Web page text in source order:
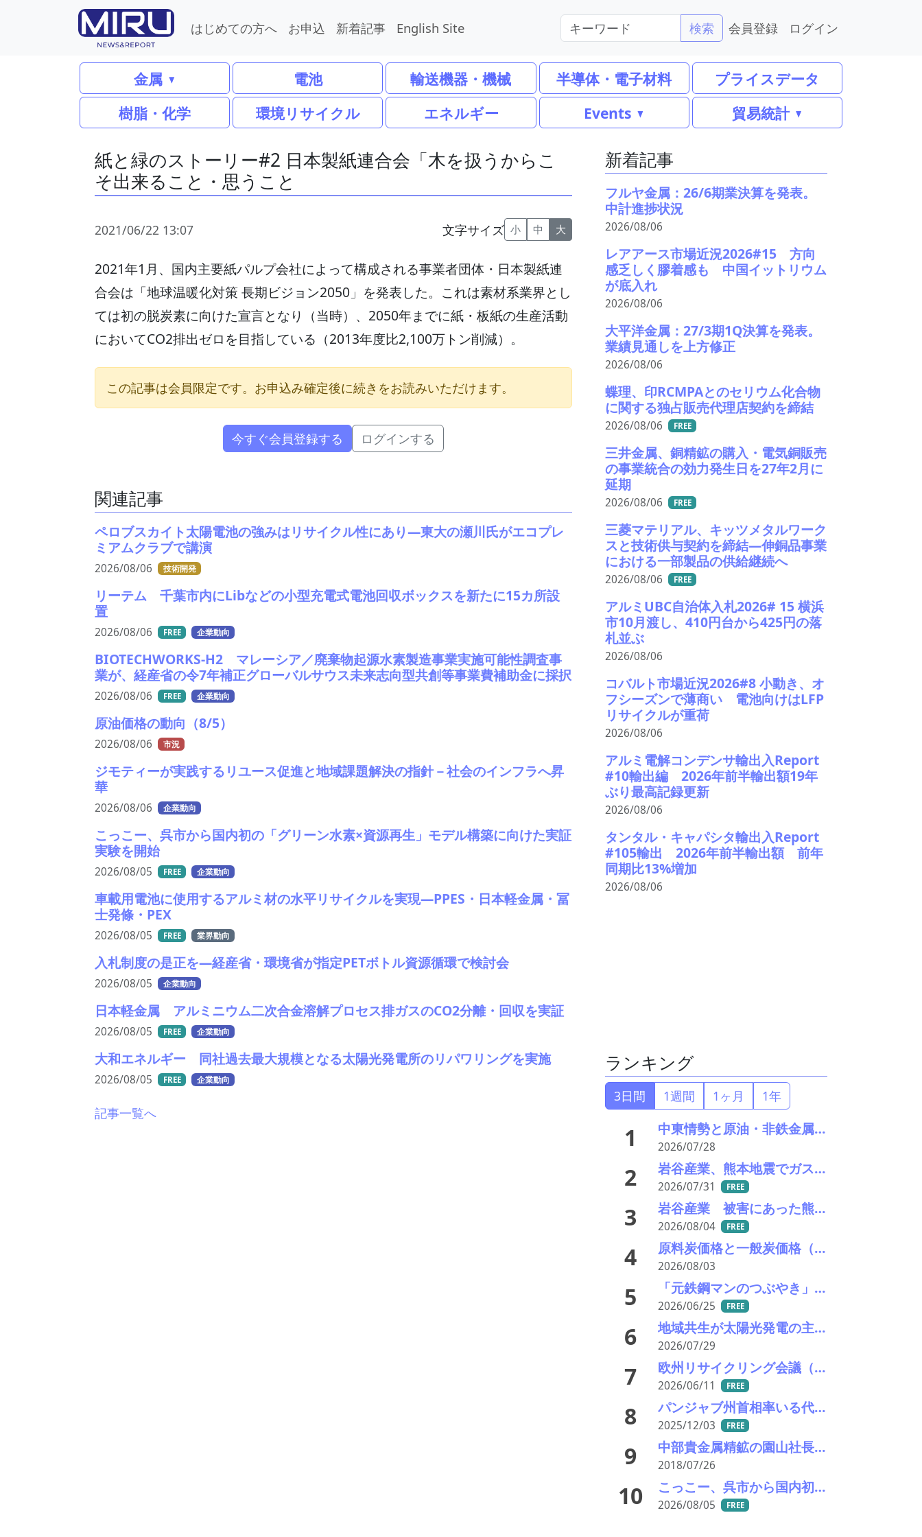
はじめての方へ お申込 新着記事 English Site 検索 会員登録 ログイン
金属 電池 輸送機器・機械 半導体・電子材料
プライスデータ
樹脂・化学
環境リサイクル エネルギー Events 貿易統計
紙と緑のストーリー#2 日本製紙連合会「木を扱うからこ
そ出来ること・思うこと
2021/06/22 13:07 文字サイズ 小 中 大
2021年1月、国内主要紙パルプ会社によって構成される事業者団体・日本製紙連
合会は「地球温暖化対策 長期ビジョン2050」を発表した。これは素材系業界とし
ては初の脱炭素に向けた宣言となり（当時）、2050年までに紙・板紙の生産活動
においてCO2排出ゼロを目指している（2013年度比2,100万トン削減）。
この記事は会員限定です。お申込み確定後に続きをお読みいただけます。
今すぐ会員登録する ログインする
関連記事
ペロブスカイト太陽電池の強みはリサイクル性にあり―東大の瀬川氏がエコプレ
ミアムクラブで講演
2026/08/06 技術開発
リーテム 千葉市内にLibなどの小型充電式電池回収ボックスを新たに15カ所設
置
2026/08/06 FREE 企業動向
BIOTECHWORKS-H2 マレーシア／廃棄物起源水素製造事業実施可能性調査事
業が、経産省の令7年補正グローバルサウス未来志向型共創等事業費補助金に採択
2026/08/06 FREE 企業動向
原油価格の動向（8/5）
2026/08/06 市況
ジモティーが実践するリユース促進と地域課題解決の指針－社会のインフラへ昇
華
2026/08/06 企業動向
こっこー、呉市から国内初の「グリーン水素×資源再生」モデル構築に向けた実証
実験を開始
2026/08/05 FREE 企業動向
車載用電池に使用するアルミ材の水平リサイクルを実現―PPES・日本軽金属・冨
士発條・PEX
2026/08/05 FREE 業界動向
入札制度の是正を—経産省・環境省が指定PETボトル資源循環で検討会
2026/08/05 企業動向
日本軽金属 アルミニウム二次合金溶解プロセス排ガスのCO2分離・回収を実証
2026/08/05 FREE 企業動向
大和エネルギー 同社過去最大規模となる太陽光発電所のリパワリングを実施
2026/08/05 FREE 企業動向
記事一覧へ
新着記事
フルヤ金属：26/6期業決算を発表。
中計進捗状況
2026/08/06
レアアース市場近況2026#15 方向
感乏しく膠着感も 中国イットリウム
が底入れ
2026/08/06
大平洋金属：27/3期1Q決算を発表。
業績見通しを上方修正
2026/08/06
蝶理、印RCMPAとのセリウム化合物
に関する独占販売代理店契約を締結
2026/08/06 FREE
三井金属、銅精鉱の購入・電気銅販売
の事業統合の効力発生日を27年2月に
延期
2026/08/06 FREE
三菱マテリアル、キッツメタルワーク
スと技術供与契約を締結―伸銅品事業
における一部製品の供給継続へ
2026/08/06 FREE
アルミUBC自治体入札2026# 15 横浜
市10月渡し、410円台から425円の落
札並ぶ
2026/08/06
コバルト市場近況2026#8 小動き、オ
フシーズンで薄商い 電池向けはLFP
リサイクルが重荷
2026/08/06
アルミ電解コンデンサ輸出入Report
#10輸出編 2026年前半輸出額19年
ぶり最高記録更新
2026/08/06
タンタル・キャパシタ輸出入Report
#105輸出 2026年前半輸出額 前年
同期比13%増加
2026/08/06
ランキング
3日間 1週間 1ヶ月 1年
1 中東情勢と原油・非鉄金属市況の行方――エモリファンドマネジメントの江守哲氏に聞く
2026/07/28
2 岩谷産業、熊本地震でガス容器転倒などの影響－救援物資の出荷も実施
2026/07/31 FREE
3 岩谷産業 被害にあった熊本ガスセンターの稼働を再開
2026/08/04 FREE
4 原料炭価格と一般炭価格（7/31）
2026/08/03
5 「元鉄鋼マンのつぶやき」アーカイブ
2026/06/25 FREE
6 地域共生が太陽光発電の主電源化を加速——REASP佐藤代表が経産省に要請
2026/07/29
7 欧州リサイクリング会議（ERC) マドリッド開催：循環経済、「実需」と規制調和を問う
2026/06/11 FREE
8 パンジャブ州首相率いる代表団が来日 東京・帝国ホテルで投資環境ロードショーを開催
2025/12/03 FREE
9 中部貴金属精鉱の園山社長ら 水質汚濁防止法違反の疑いで逮捕さる
2018/07/26
10 こっこー、呉市から国内初の「グリーン水素×資源再生」モデル構築に向けた実証実験を開始
2026/08/05 FREE